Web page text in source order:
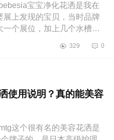
bebesia宝宝净化花洒是我在
展上发现的宝贝，当时品牌
一个展位，加上几个水槽在
多，因为家有一儿一女，...
329 0
使用说明？真的能美容
这个很有名的美容花洒是